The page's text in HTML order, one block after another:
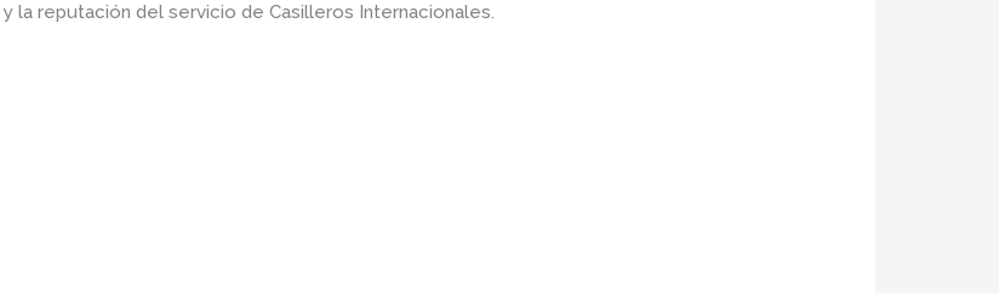
y la reputación del servicio de Casilleros Internacionales.